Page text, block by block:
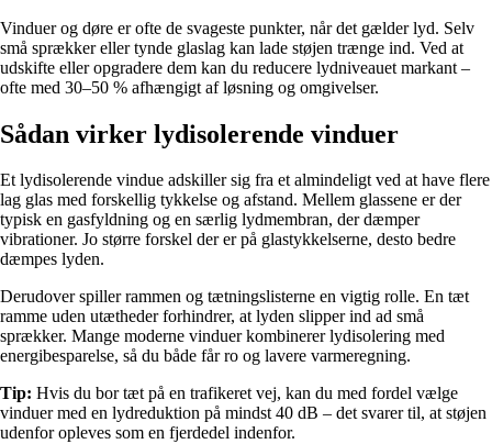
Vinduer og døre er ofte de svageste punkter, når det gælder lyd. Selv
små sprækker eller tynde glaslag kan lade støjen trænge ind. Ved at
udskifte eller opgradere dem kan du reducere lydniveauet markant –
ofte med 30–50 % afhængigt af løsning og omgivelser.
Sådan virker lydisolerende vinduer
Et lydisolerende vindue adskiller sig fra et almindeligt ved at have flere
lag glas med forskellig tykkelse og afstand. Mellem glassene er der
typisk en gasfyldning og en særlig lydmembran, der dæmper
vibrationer. Jo større forskel der er på glastykkelserne, desto bedre
dæmpes lyden.
Derudover spiller rammen og tætningslisterne en vigtig rolle. En tæt
ramme uden utætheder forhindrer, at lyden slipper ind ad små
sprækker. Mange moderne vinduer kombinerer lydisolering med
energibesparelse, så du både får ro og lavere varmeregning.
Tip: Hvis du bor tæt på en trafikeret vej, kan du med fordel vælge
vinduer med en lydreduktion på mindst 40 dB – det svarer til, at støjen
udenfor opleves som en fjerdedel indenfor.